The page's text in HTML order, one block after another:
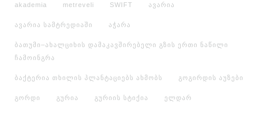
akademia metreveli SWIFT ავარია
ავარია სამტრედიაში აჭარა
ბათუმი–ახალციხის დამაკავშირებელი გზის ერთი ნაწილი
ჩამოინგრა
ბაქტერია თხილის პლანტაციებს ახმობს გოგირდის აუზები
გორდი გურია გურიის სტიქია ელდარ